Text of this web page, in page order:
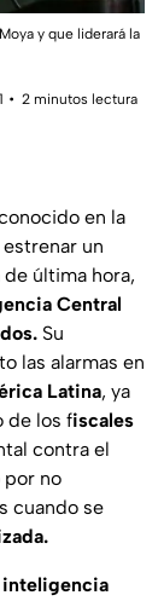
y que liderará la
2 minutos lectura
en la
un
última hora,
Central
Su
las alarmas en
Latina, ya
de los fiscales
contra el
por no
cuando se
inteligencia